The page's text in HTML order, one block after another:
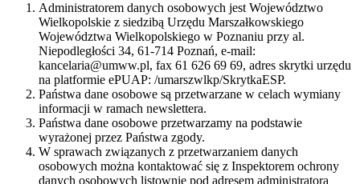
Administratorem danych osobowych jest Województwo
Wielkopolskie z siedzibą Urzędu Marszałkowskiego
Województwa Wielkopolskiego w Poznaniu przy al.
Niepodległości 34, 61-714 Poznań, e-mail:
kancelaria@umww.pl, fax 61 626 69 69, adres skrytki urzędu
na platformie ePUAP: /umarszwlkp/SkrytkaESP.
Państwa dane osobowe są przetwarzane w celach wymiany
informacji w ramach newslettera.
Państwa dane osobowe przetwarzamy na podstawie
wyrażonej przez Państwa zgody.
W sprawach związanych z przetwarzaniem danych
osobowych można kontaktować się z Inspektorem ochrony
danych osobowych listownie pod adresem administratora